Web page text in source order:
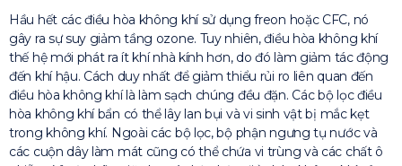
Hầu hết các điều hòa không khí sử dụng freon hoặc CFC, nó
gây ra sự suy giảm tầng ozone. Tuy nhiên, điều hòa không khí
thế hệ mới phát ra ít khí nhà kính hơn, do đó làm giảm tác động
đến khí hậu. Cách duy nhất để giảm thiểu rủi ro liên quan đến
điều hòa không khí là làm sạch chúng đều đặn. Các bộ lọc điều
hòa không khí bẩn có thể lây lan bụi và vi sinh vật bị mắc kẹt
trong không khí. Ngoài các bộ lọc, bộ phận ngưng tụ nước và
các cuộn dây làm mát cũng có thể chứa vi trùng và các chất ô